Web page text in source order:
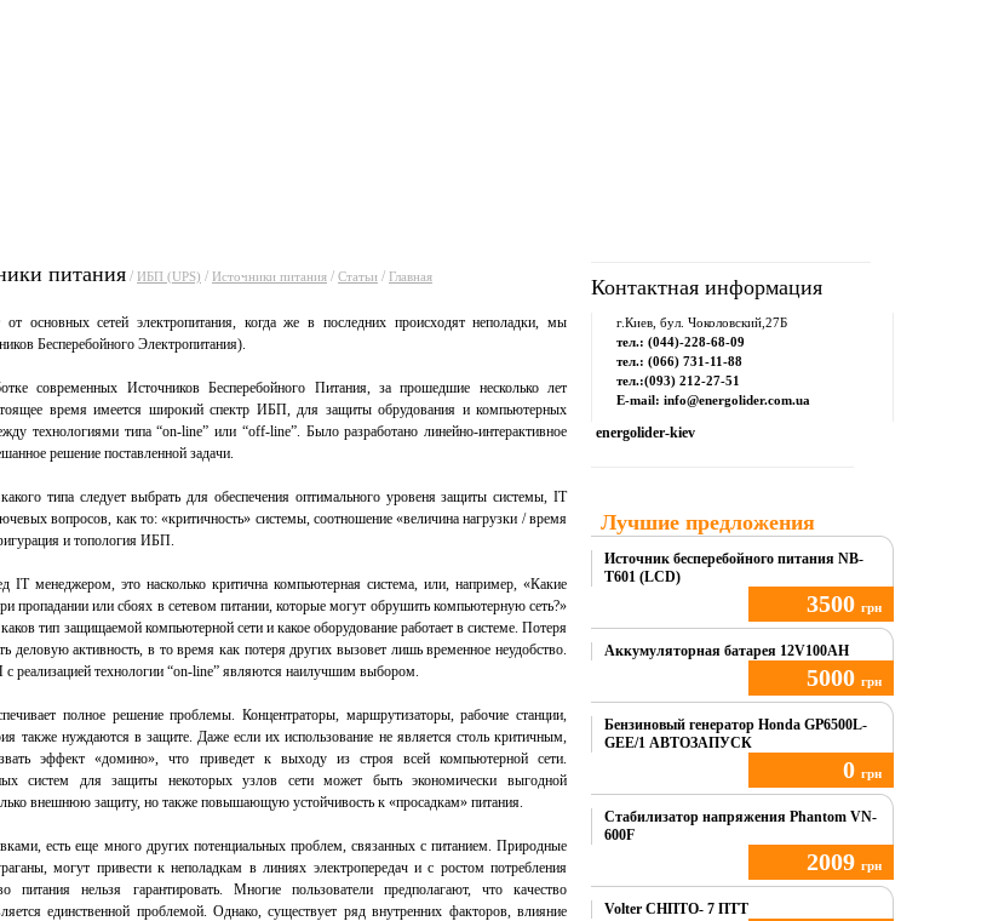
питания / ИБП (UPS) / Источники питания / Статьи / Главная
основных сетей электропитания, когда же в последних происходят неполадки, мы
Бесперебойного Электропитания).
современных Источников Бесперебойного Питания, за прошедшие несколько лет
время имеется широкий спектр ИБП, для защиты обрудования и компьютерных
технологиями типа “on-line” или “off-line”. Было разработано линейно-интерактивное
решение поставленной задачи.
типа следует выбрать для обеспечения оптимального уровеня защиты системы, IT
вопросов, как то: «критичность» системы, соотношение «величина нагрузки / время
и топология ИБП.
IT менеджером, это насколько критична компьютерная система, или, например, «Какие
пропадании или сбоях в сетевом питании, которые могут обрушить компьютерную сеть?»
тип защищаемой компьютерной сети и какое оборудование работает в системе. Потеря
деловую активность, в то время как потеря других вызовет лишь временное неудобство.
реализацией технологии “on-line” являются наилучшим выбором.
полное решение проблемы. Концентраторы, маршрутизаторы, рабочие станции,
также нуждаются в защите. Даже если их использование не является столь критичным,
эффект «домино», что приведет к выходу из строя всей компьютерной сети.
систем для защиты некоторых узлов сети может быть экономически выгодной
внешнюю защиту, но также повышающую устойчивость к «просадкам» питания.
есть еще много других потенциальных проблем, связанных с питанием. Природные
могут привести к неполадкам в линиях электропередач и с ростом потребления
питания нельзя гарантировать. Многие пользователи предполагают, что качество
единственной проблемой. Однако, существует ряд внутренних факторов, влияние
Контактная информация
г.Киев, бул. Чоколовский,27Б
тел.: (044)-228-68-09
тел.: (066) 731-11-88
тел.:(093) 212-27-51
E-mail: info@energolider.com.ua
energolider-kiev
Лучшие предложения
Источник бесперебойного питания NB-
T601 (LCD)
3500 грн
Купить
Аккумуляторная батарея 12V100AH
5000 грн
Купить
Бензиновый генератор Honda GP6500L-
GEE/1 АВТОЗАПУСК
0 грн
Купить
Стабилизатор напряжения Phantom VN-
600F
2009 грн
Купить
Volter СНПТО- 7 ПТТ